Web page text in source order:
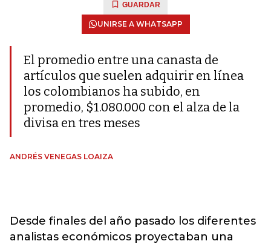
GUARDAR
UNIRSE A WHATSAPP
El promedio entre una canasta de
artículos que suelen adquirir en línea
los colombianos ha subido, en
promedio, $1.080.000 con el alza de la
divisa en tres meses
ANDRÉS VENEGAS LOAIZA
Desde finales del año pasado los diferentes
analistas económicos proyectaban una